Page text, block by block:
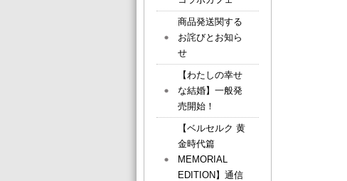
商品発送関する
お詫びとお知ら
せ
【わたしの幸せ
な結婚】一般発
売開始！
【ベルセルク 黄
金時代篇
MEMORIAL
EDITION】通信